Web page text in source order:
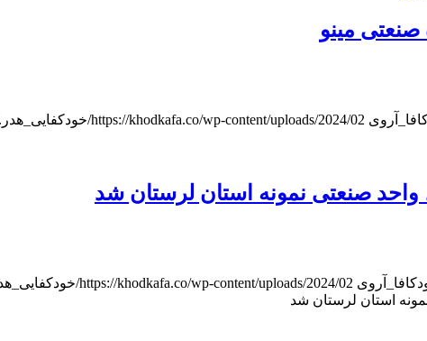
مینو
https://khodkafa.co/wp-content/uploads/2024/02/خودکفایی_هدر.jpg
صنعتی نمونه استان لرستان شد
https://khodkafa.co/wp-content/uploads/2024/02/خودکفایی_هدر.jpg
استان لرستان شد